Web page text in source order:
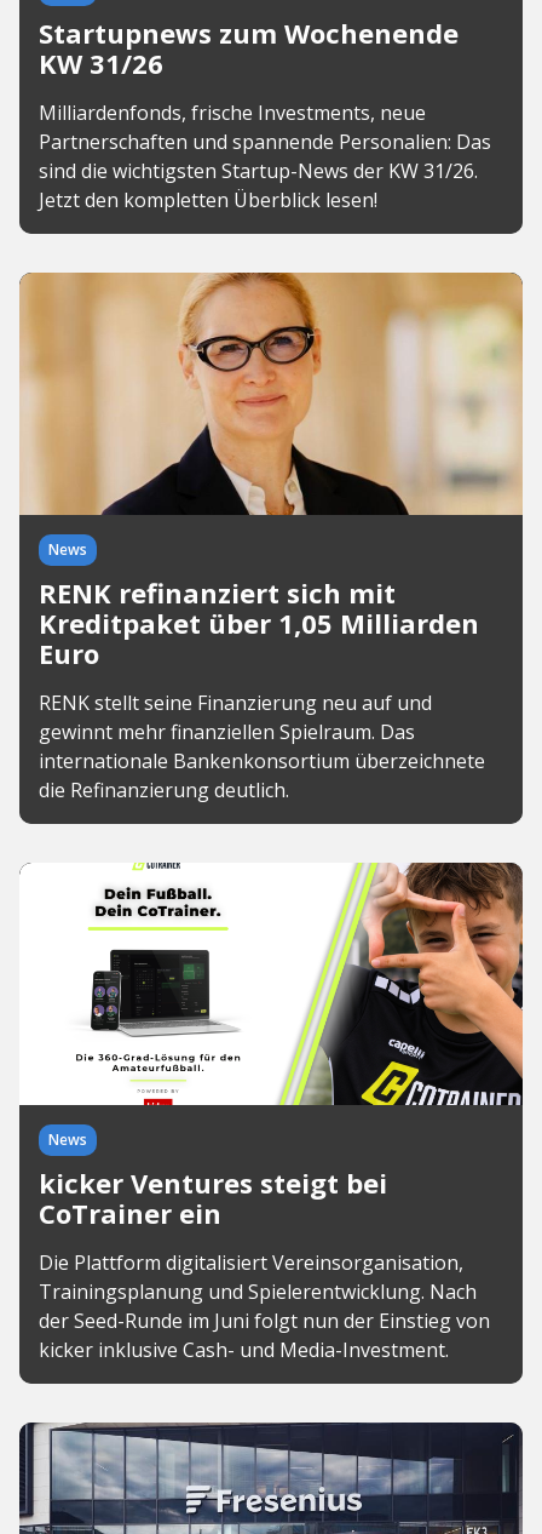
Startupnews zum Wochenende
KW 31/26
Milliardenfonds, frische Investments, neue
Partnerschaften und spannende Personalien: Das
sind die wichtigsten Startup-News der KW 31/26.
Jetzt den kompletten Überblick lesen!
News
RENK refinanziert sich mit
Kreditpaket über 1,05 Milliarden
Euro
RENK stellt seine Finanzierung neu auf und
gewinnt mehr finanziellen Spielraum. Das
internationale Bankenkonsortium überzeichnete
die Refinanzierung deutlich.
News
kicker Ventures steigt bei
CoTrainer ein
Die Plattform digitalisiert Vereinsorganisation,
Trainingsplanung und Spielerentwicklung. Nach
der Seed-Runde im Juni folgt nun der Einstieg von
kicker inklusive Cash- und Media-Investment.